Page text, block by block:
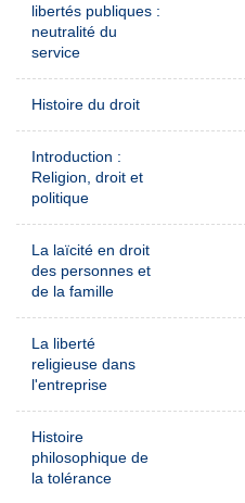
libertés publiques :
neutralité du
service
Histoire du droit
Introduction :
Religion, droit et
politique
La laïcité en droit
des personnes et
de la famille
La liberté
religieuse dans
l'entreprise
Histoire
philosophique de
la tolérance